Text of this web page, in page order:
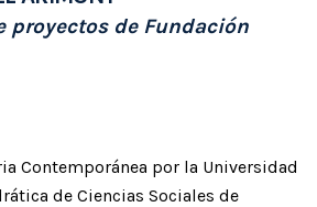
proyectos de Fundación
Contemporánea por la Universidad
de Ciencias Sociales de